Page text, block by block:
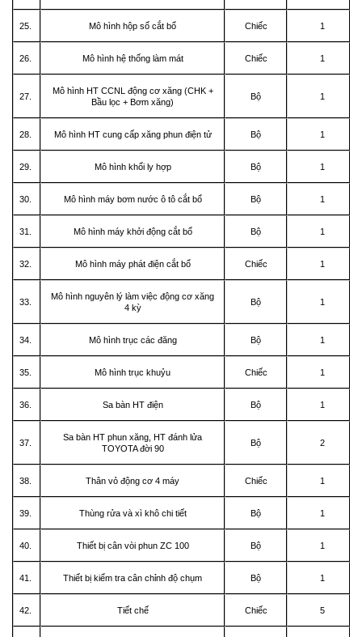
25. Mô hình hộp số cắt bổ Chiếc 1
26. Mô hình hệ thống làm mát Chiếc 1
27.
Mô hình HT CCNL động cơ xăng (CHK +
Bầu lọc + Bơm xăng)
Bộ 1
28. Mô hình HT cung cấp xăng phun điện tử Bộ 1
29. Mô hình khối ly hợp Bộ 1
30. Mô hình máy bơm nước ô tô cắt bổ Bộ 1
31. Mô hình máy khởi động cắt bổ Bộ 1
32. Mô hình máy phát điện cắt bổ Chiếc 1
33.
Mô hình nguyên lý làm việc động cơ xăng
4 kỳ
Bộ 1
34. Mô hình trục các đăng Bộ 1
35. Mô hình trục khuỷu Chiếc 1
36. Sa bàn HT điện Bộ 1
37.
Sa bàn HT phun xăng, HT đánh lửa
TOYOTA đời 90
Bộ 2
38. Thân vỏ động cơ 4 máy Chiếc 1
39. Thùng rửa và xì khô chi tiết Bộ 1
40. Thiết bị cân vòi phun ZC 100 Bộ 1
41. Thiết bị kiểm tra cân chỉnh độ chụm Bộ 1
42. Tiết chế Chiếc 5